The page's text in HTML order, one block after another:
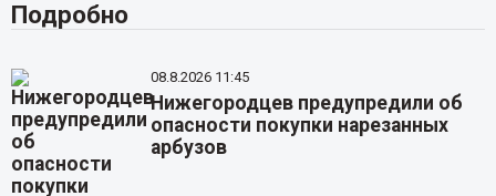
Подробно
08.8.2026 11:45
Нижегородцев предупредили об
опасности покупки нарезанных
арбузов